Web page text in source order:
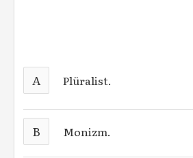
A Plüralist.
B Monizm.